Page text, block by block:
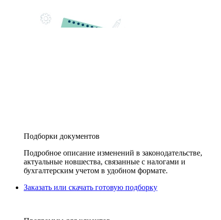
Подборки документов
Подробное описание изменений в законодательстве,
актуальные новшества, связанные с налогами и
бухгалтерским учетом в удобном формате.
Заказать или скачать готовую подборку